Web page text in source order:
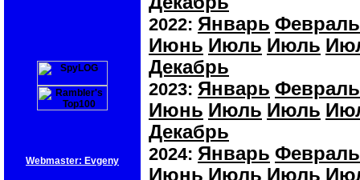
Webmaster: Evgeny
2022: Январь Февраль
Июнь Июль Июль
Декабрь
2023: Январь Февраль
Июнь Июль Июль
Декабрь
2024: Январь Февраль
Июнь Июль Июль